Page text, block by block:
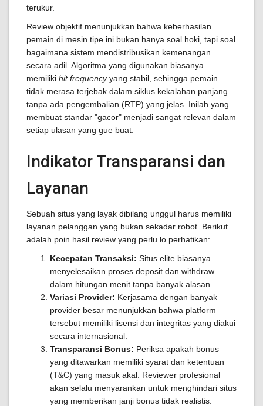
terukur.
Review objektif menunjukkan bahwa keberhasilan
pemain di mesin tipe ini bukan hanya soal hoki, tapi soal
bagaimana sistem mendistribusikan kemenangan
secara adil. Algoritma yang digunakan biasanya
memiliki hit frequencyyang stabil, sehingga pemain
tidak merasa terjebak dalam siklus kekalahan panjang
tanpa ada pengembalian (RTP) yang jelas. Inilah yang
membuat standar "gacor" menjadi sangat relevan dalam
setiap ulasan yang gue buat.
Indikator Transparansi dan
Layanan
Sebuah situs yang layak dibilang unggul harus memiliki
layanan pelanggan yang bukan sekadar robot. Berikut
adalah poin hasil review yang perlu lo perhatikan:
Kecepatan Transaksi: Situs elite biasanya
menyelesaikan proses deposit dan withdraw
dalam hitungan menit tanpa banyak alasan.
Variasi Provider: Kerjasama dengan banyak
provider besar menunjukkan bahwa platform
tersebut memiliki lisensi dan integritas yang diakui
secara internasional.
Transparansi Bonus: Periksa apakah bonus
yang ditawarkan memiliki syarat dan ketentuan
(T&C) yang masuk akal. Reviewer profesional
akan selalu menyarankan untuk menghindari situs
yang memberikan janji bonus tidak realistis.